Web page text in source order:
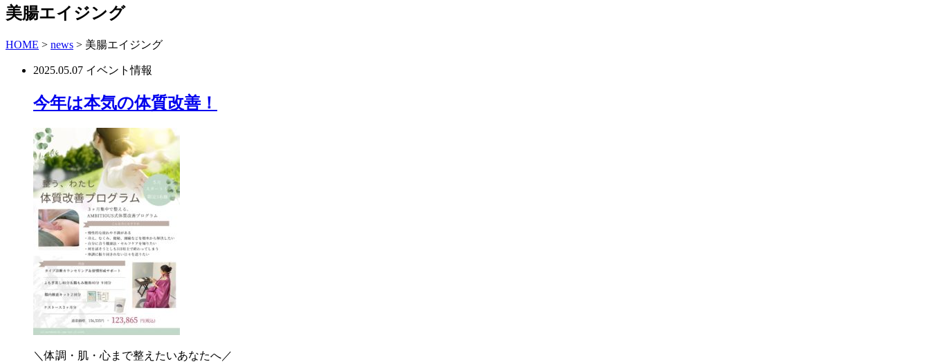
美腸エイジング
HOME > news > 美腸エイジング
2025.05.07 イベント情報
今年は本気の体質改善！
＼体調・肌・心まで整えたいあなたへ／